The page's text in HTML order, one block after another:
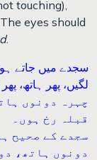
touching),
eyes should
.
سجدے میں جاتے
لگیں، پھر ہاتھ،
چہرہ دونوں
قبلہ رخ ہوں۔
سجدے کے صحیح
دونوں ہاتھ،